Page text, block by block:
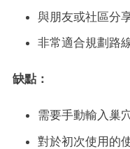
與朋友或社區分
非常適合規劃路
缺點：
需要手動輸入巢
對於初次使用的